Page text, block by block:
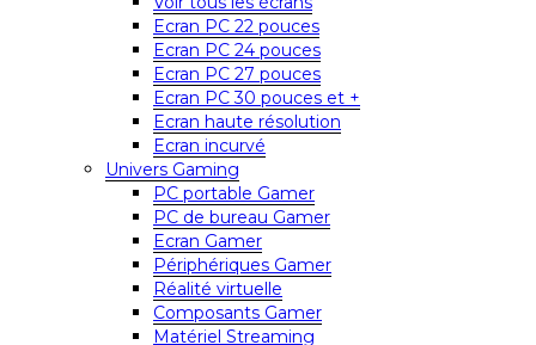
Ecran PC 22 pouces
Ecran PC 24 pouces
Ecran PC 27 pouces
Ecran PC 30 pouces et +
Ecran haute résolution
Ecran incurvé
Univers Gaming
PC portable Gamer
PC de bureau Gamer
Ecran Gamer
Périphériques Gamer
Réalité virtuelle
Composants Gamer
Matériel Streaming